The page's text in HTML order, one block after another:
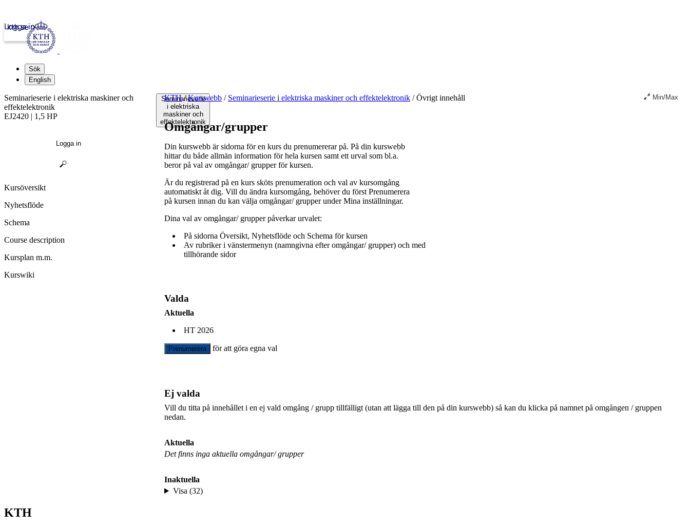
kth.se
Logga in
Sök
English
Seminarieserie
i elektriska
maskiner och
effektelektronik
KTH / Kurswebb / Seminarieserie i elektriska maskiner och effektelektronik /Övrigt innehåll Min/Max
Omgångar/grupper
Din kurswebb är sidorna för en kurs du prenumererar på. På din kurswebb
hittar du både allmän information för hela kursen samt ett urval som bl.a.
beror på val av omgångar/ grupper för kursen.
Är du registrerad på en kurs sköts prenumeration och val av kursomgång
automatiskt åt dig. Vill du ändra kursomgång, behöver du först Prenumerera
på kursen innan du kan välja omgångar/ grupper under Mina inställningar.
Dina val av omgångar/ grupper påverkar urvalet:
På sidorna Översikt, Nyhetsflöde och Schema för kursen
Av rubriker i vänstermenyn (namngivna efter omgångar/ grupper) och med
tillhörande sidor
Valda
Aktuella
HT 2026
Prenumerera för att göra egna val
Ej valda
Vill du titta på innehållet i en ej vald omgång / grupp tillfälligt (utan att lägga till den på din kurswebb) så kan du klicka på namnet på omgången / gruppen
nedan.
Aktuella
Det finns inga aktuella omgångar/ grupper
Inaktuella
Visa (32)
Seminarieserie i elektriska maskiner och
effektelektronik
EJ2420 | 1,5 HP
Logga in
Kursöversikt
Nyhetsflöde
Schema
Course description
Kursplan m.m.
Kurswiki
KTH